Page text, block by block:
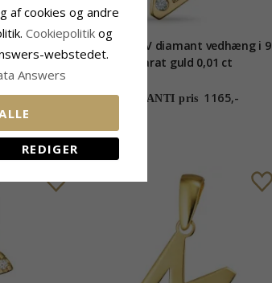
i 14 karat
Bogstav V diamant vedhæng i 9
karat guld 0,01 ct
CHANTI pris 1165,-
af cookies og andre
Cookiepolitik og
webstedet.
Answers
REDIGER